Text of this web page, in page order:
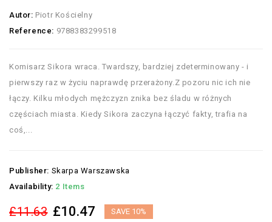
Autor: Piotr Kościelny
Reference: 9788383299518
Komisarz Sikora wraca. Twardszy, bardziej zdeterminowany - i
pierwszy raz w życiu naprawdę przerażony.Z pozoru nic ich nie
łączy. Kilku młodych mężczyzn znika bez śladu w różnych
częściach miasta. Kiedy Sikora zaczyna łączyć fakty, trafia na
coś,...
Publisher: Skarpa Warszawska
Availability: 2 Items
£11.63 £10.47 SAVE 10%